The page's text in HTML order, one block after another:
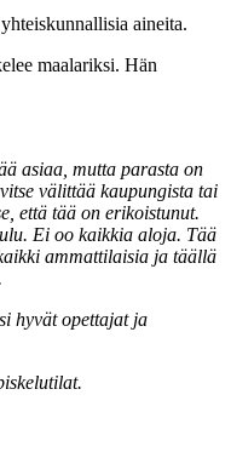
aineita.
maalariksi. Hän
asiaa, mutta parasta on
välittää kaupungista tai
että tää on erikoistunut.
Ei oo kaikkia aloja. Tää
ammattilaisia ja täällä
hyvät opettajat ja